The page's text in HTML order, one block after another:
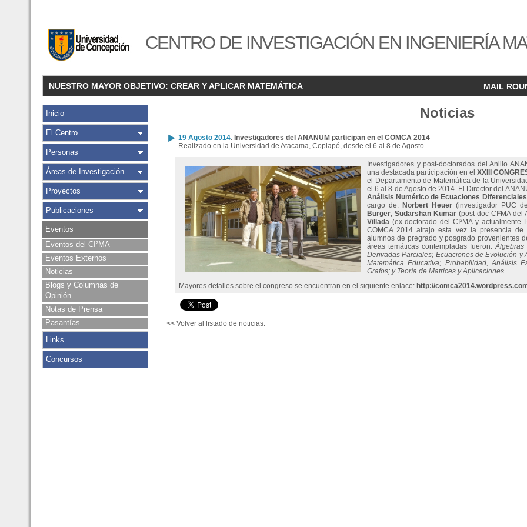
CENTRO DE INVESTIGACIÓN EN INGENIERÍA
NUESTRO MAYOR OBJETIVO: CREAR Y APLICAR MATEMÁTICA MAIL
Inicio
El Centro
Personas
Áreas de Investigación
Proyectos
Publicaciones
Eventos
Eventos del CI²MA
Eventos Externos
Noticias
Blogs y Columnas de
Opinión
Notas de Prensa
Pasantías
Links
Concursos
Noticias
19 Agosto 2014: Investigadores del ANANUM participan en el COMCA 2014
Realizado en la Universidad de Atacama, Copiapó, desde el 6 al 8 de Agosto
Investigadores y post-doctorados del Anillo
una destacada participación en elXXIII
el Departamento de Matemática de la
el 6 al 8 de Agosto de 2014. El Director del
Análisis Numérico de Ecuaciones
cargo de: Norbert Heuer (investigador PUC
Bürger; Sudarshan Kumar (post-doc CI²MA del
Villada (ex-doctorado del CI²MA y
COMCA 2014 atrajo esta vez la presencia
alumnos de pregrado y posgrado provenientes
áreas temáticas contempladas fueron:Álgebras
Derivadas Parciales; Ecuaciones de Evolución
Matemática Educativa; Probabilidad, Análisis
Grafos; y Teoría de Matrices y Aplicaciones.
Mayores detalles sobre el congreso se encuentran en el siguiente enlace: http://
<< Volver al listado de noticias.